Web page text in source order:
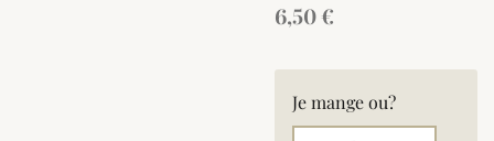
6,50 €
Je mange ou?